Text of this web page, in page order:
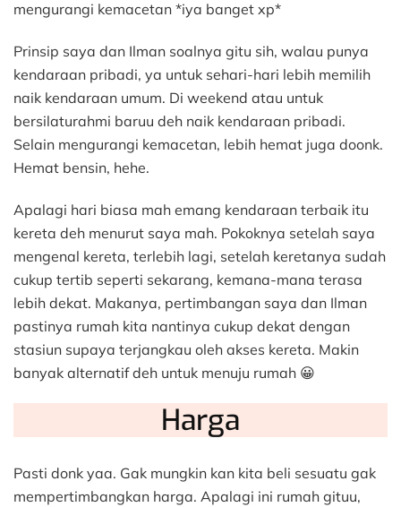
mengurangi kemacetan *iya banget xp*
Prinsip saya dan Ilman soalnya gitu sih, walau punya
kendaraan pribadi, ya untuk sehari-hari lebih memilih
naik kendaraan umum. Di weekend atau untuk
bersilaturahmi baruu deh naik kendaraan pribadi.
Selain mengurangi kemacetan, lebih hemat juga doonk.
Hemat bensin, hehe.
Apalagi hari biasa mah emang kendaraan terbaik itu
kereta deh menurut saya mah. Pokoknya setelah saya
mengenal kereta, terlebih lagi, setelah keretanya sudah
cukup tertib seperti sekarang, kemana-mana terasa
lebih dekat. Makanya, pertimbangan saya dan Ilman
pastinya rumah kita nantinya cukup dekat dengan
stasiun supaya terjangkau oleh akses kereta. Makin
banyak alternatif deh untuk menuju rumah 😀
Harga
Pasti donk yaa. Gak mungkin kan kita beli sesuatu gak
mempertimbangkan harga. Apalagi ini rumah gituu,